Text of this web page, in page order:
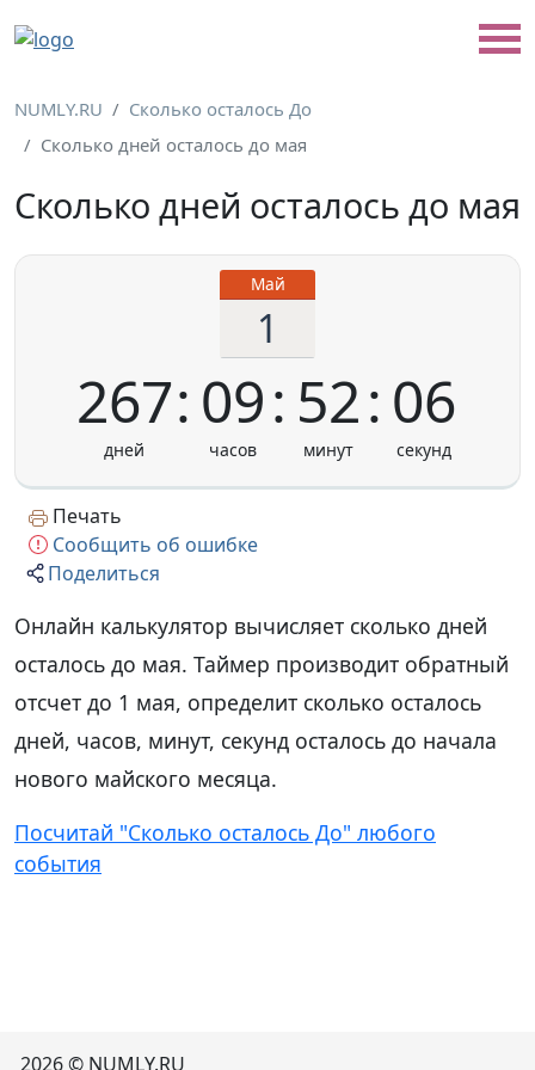
NUMLY.RU
Сколько осталось До
Сколько дней осталось до мая
Сколько дней осталось до мая
Май
1
267 09 52 06
Печать
Сообщить об ошибке
Поделиться
Онлайн калькулятор вычисляет сколько дней
осталось до мая. Таймер производит обратный
отсчет до 1 мая, определит сколько осталось
дней, часов, минут, секунд осталось до начала
нового майского месяца.
Посчитай "Сколько осталось До" любого
события
2026 © NUMLY.RU